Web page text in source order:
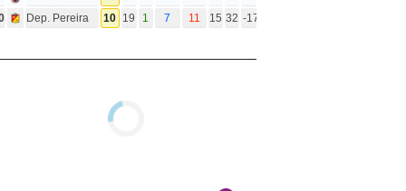
Dep. Pereira 10 19 1 7 11 15 32 -17